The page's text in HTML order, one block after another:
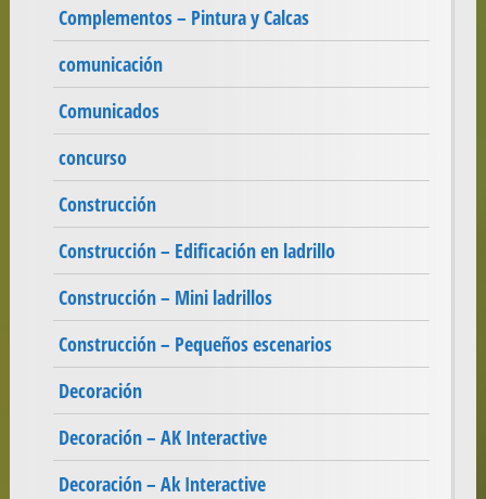
Complementos – Pintura y Calcas
comunicación
Comunicados
concurso
Construcción
Construcción – Edificación en ladrillo
Construcción – Mini ladrillos
Construcción – Pequeños escenarios
Decoración
Decoración – AK Interactive
Decoración – Ak Interactive